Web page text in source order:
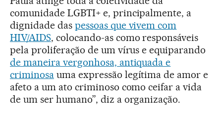
comunidade LGBTI+ e, principalmente, a
dignidade das pessoas que vivem com
HIV/AIDS, colocando-as como responsáveis
pela proliferação de um vírus e equiparando
de maneira vergonhosa, antiquada e
criminosauma expressão legítima de amor e
afeto a um ato criminoso como ceifar a vida
de um ser humano”, diz a organização.